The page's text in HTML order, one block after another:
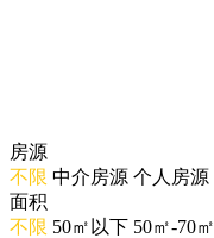
房源
不限 中介房源 个人房源
面积
不限 50㎡以下 50㎡-70㎡